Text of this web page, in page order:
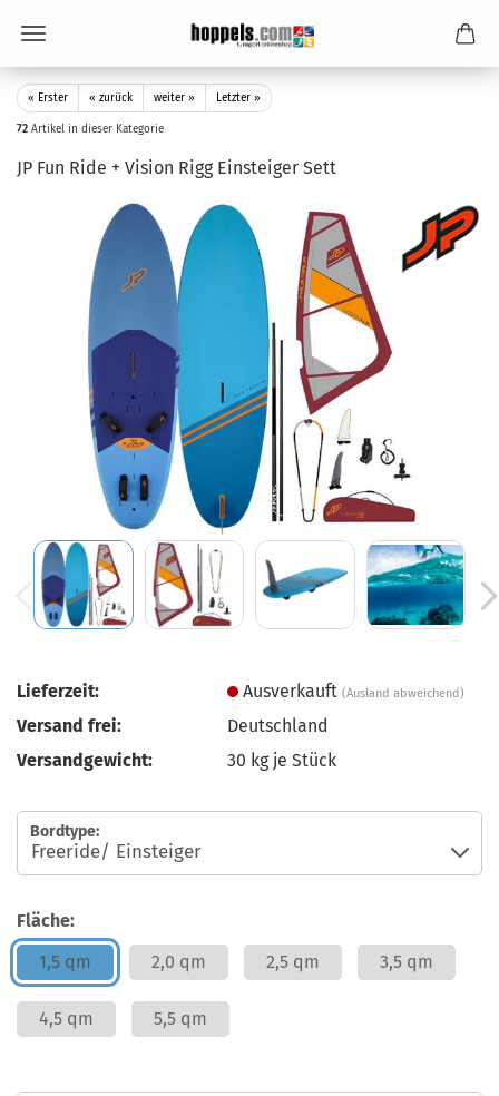
« Erster « zurück weiter » Letzter »
72 Artikel in dieser Kategorie
JP Fun Ride + Vision Rigg Einsteiger Sett
Lieferzeit: Ausverkauft(Ausland abweichend)
Versand frei:
Deutschland
Versandgewicht:
30 kg je Stück
Bordtype:
Fläche:
1,5 qm
2,0 qm 2,5 qm 3,5 qm
4,5 qm 5,5 qm